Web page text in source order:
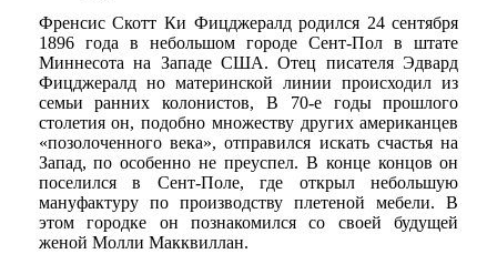
Френсис Скотт Ки Фицджералд родился 24 сентября
1896 года в небольшом городе Сент-Пол в штате
Миннесота на Западе США. Отец писателя Эдвард
Фицджералд но материнской линии происходил из
семьи ранних колонистов, В 70-е годы прошлого
столетия он, подобно множеству других американцев
«позолоченного века», отправился искать счастья на
Запад, по особенно не преуспел. В конце концов он
поселился в Сент-Поле, где открыл небольшую
мануфактуру по производству плетеной мебели. В
этом городке он познакомился со своей будущей
женой Молли Макквиллан.